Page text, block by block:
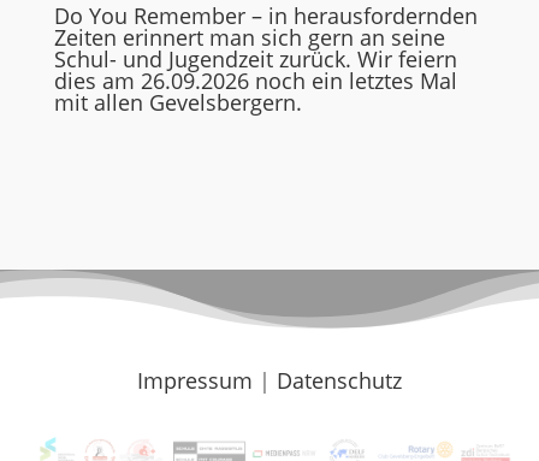
Do You Remember – in herausfordernden
Zeiten erinnert man sich gern an seine
Schul- und Jugendzeit zurück. Wir feiern
dies am 26.09.2026 noch ein letztes Mal
mit allen Gevelsbergern.
Impressum | Datenschutz